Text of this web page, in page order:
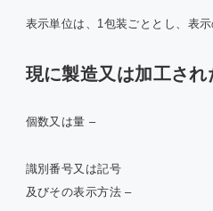
表示単位は、1包装ごととし、表
現に製造又は加工さ
個数又は量 –
識別番号又は記号
及びその表示方法 –